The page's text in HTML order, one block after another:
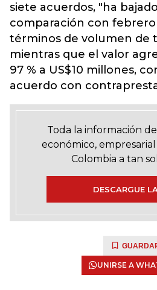
siete acuerdos, "ha
comparación con febrero
términos de volumen de
mientras que el valor
97 % a US$10 millones,
acuerdo con
Toda la información
económico,
Colombia a tan
DESCARGUE
UNIRSE A